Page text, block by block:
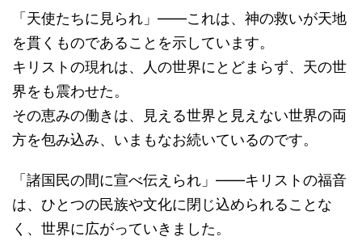
「天使たちに見られ」――これは、神の救いが天地
を貫くものであることを示しています。
キリストの現れは、人の世界にとどまらず、天の世
界をも震わせた。
その恵みの働きは、見える世界と見えない世界の両
方を包み込み、いまもなお続いているのです。
「諸国民の間に宣べ伝えられ」――キリストの福音
は、ひとつの民族や文化に閉じ込められることな
く、世界に広がっていきました。